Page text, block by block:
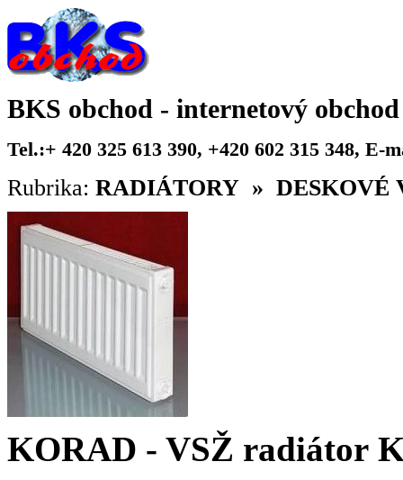
BKS obchod - internetový
Tel.:+ 420 325 613 390, +420 602 315 348, E-
Rubrika: RADIÁTORY » DESKOVÉ
KORAD - VSŽ radiátor